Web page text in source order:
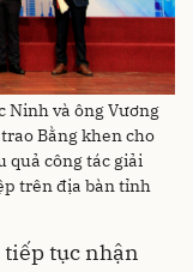
Ninh và ông Vương
Bằng khen cho
quả công tác giải
trên địa bàn tỉnh
tục nhận